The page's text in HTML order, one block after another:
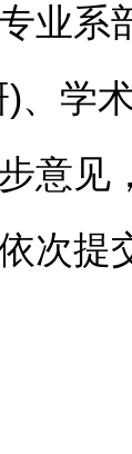
业系
、学
意见
次提